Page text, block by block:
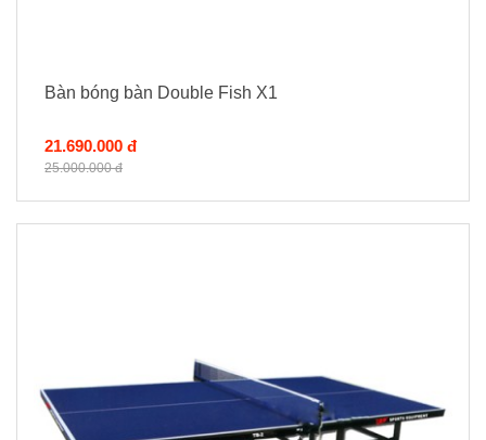
Bàn bóng bàn Double Fish X1
21.690.000 đ
25.000.000 đ